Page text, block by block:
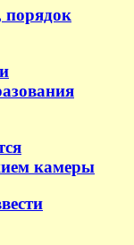
порядок
камеры